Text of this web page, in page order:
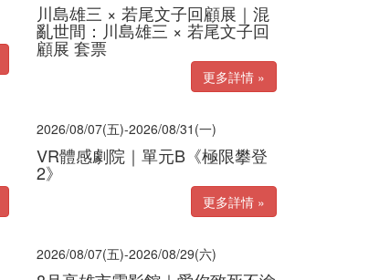
川島雄三 × 若尾文子回顧展｜混
亂世間：川島雄三 × 若尾文子回
顧展 套票
更多詳情 »
2026/08/07(五)-2026/08/31(一)
VR體感劇院｜單元B《極限攀登
2》
更多詳情 »
2026/08/07(五)-2026/08/29(六)